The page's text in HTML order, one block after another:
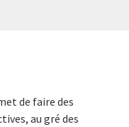
de faire des
au gré des